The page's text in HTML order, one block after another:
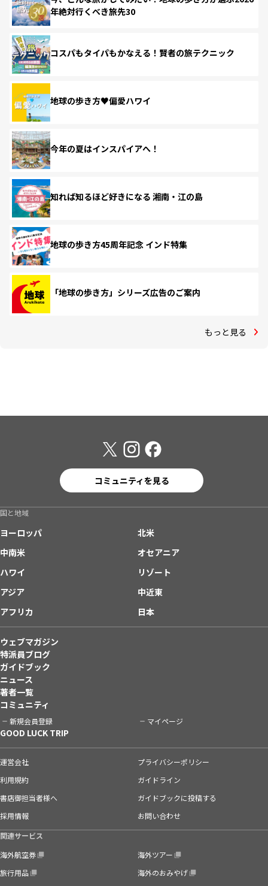
年絶対行くべき旅先30
コスパもタイパもかなえる！賢者の旅テクニック
地球の歩き方♥偏愛ハワイ
今年の夏はインスパイアへ！
知れば知るほど好きになる 湘南・江の島
地球の歩き方45周年記念 インド特集
「地球の歩き方」シリーズ広告のご案内
もっと見る
コミュニティを見る
国と地域
ヨーロッパ
北米
中南米
オセアニア
ハワイ
リゾート
アジア
中近東
アフリカ
日本
ウェブマガジン
特派員ブログ
ガイドブック
ニュース
著者一覧
コミュニティ
新規会員登録 マイページ
GOOD LUCK TRIP
運営会社
プライバシーポリシー
利用規約
ガイドライン
書店御担当者様へ
ガイドブックに投稿する
採用情報
お問い合わせ
関連サービス
海外航空券
海外ツアー
旅行用品
海外のおみやげ